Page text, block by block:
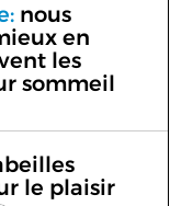
nous
en
les
sommeil
le plaisir